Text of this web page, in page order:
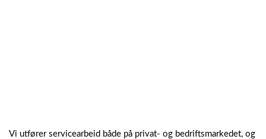
Vi utfører servicearbeid både på privat- og bedriftsmarkedet, og